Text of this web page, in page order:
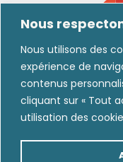
Nous
Nous utilisons des
expérience de
contenus
cliquant sur « Tout
utilisation des
Nous informons les utilisateurs que
communications peuvent avoir été
de l’intelligence artificielle.